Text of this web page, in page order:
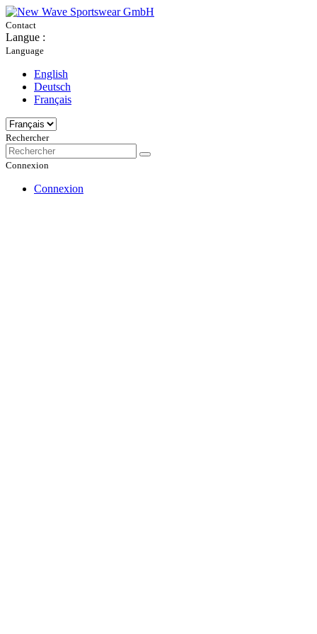
Contact
Langue :
Language
English
Deutsch
Français
Rechercher
Connexion
Connexion